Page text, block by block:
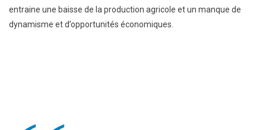
entraine une baisse de la production agricole et un manque de
dynamisme et d’opportunités économiques.